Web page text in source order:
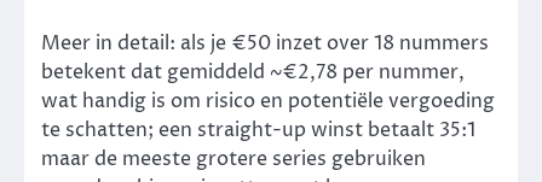
Meer in detail: als je €50 inzet over 18 nummers
betekent dat gemiddeld ~€2,78 per nummer,
wat handig is om risico en potentiële vergoeding
te schatten; een straight-up winst betaalt 35:1
maar de meeste grotere series gebruiken